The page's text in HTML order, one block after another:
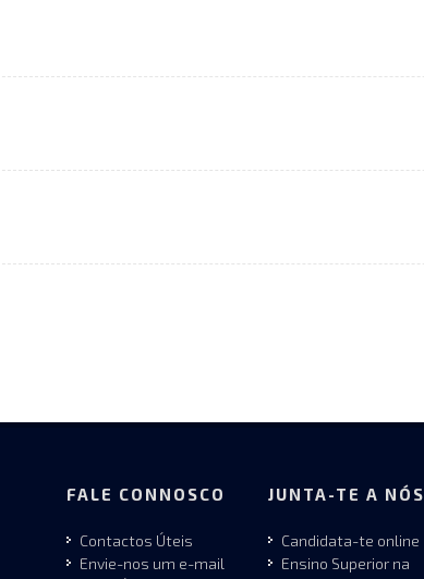
FALE CONNOSCO
Contactos Úteis
Envie-nos um e-mail
JUNTA-TE A NÓS
Candidata-te online
Ensino Superior na